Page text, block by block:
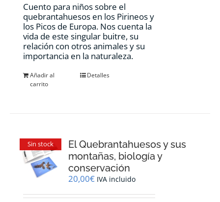
Cuento para niños sobre el
quebrantahuesos en los Pirineos y
los Picos de Europa. Nos cuenta la
vida de este singular buitre, su
relación con otros animales y su
importancia en la naturaleza.
Añadir al
carrito
Detalles
Sin stock
El Quebrantahuesos y sus
montañas, biología y
conservación
20,00€ IVA incluido